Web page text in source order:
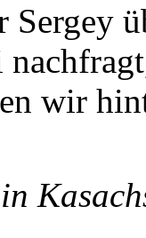
Sergey
wir